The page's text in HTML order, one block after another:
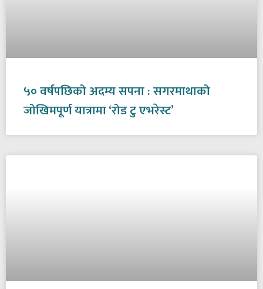
५० वर्षपछिको अदम्य सपना : सगरमाथाको
जोखिमपूर्ण यात्रामा ‘रोड टु एभरेस्ट’